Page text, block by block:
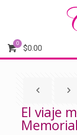
0
$0.00
El viaje